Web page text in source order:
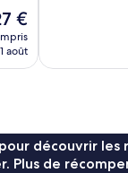
€
août
découvrir
Plus de